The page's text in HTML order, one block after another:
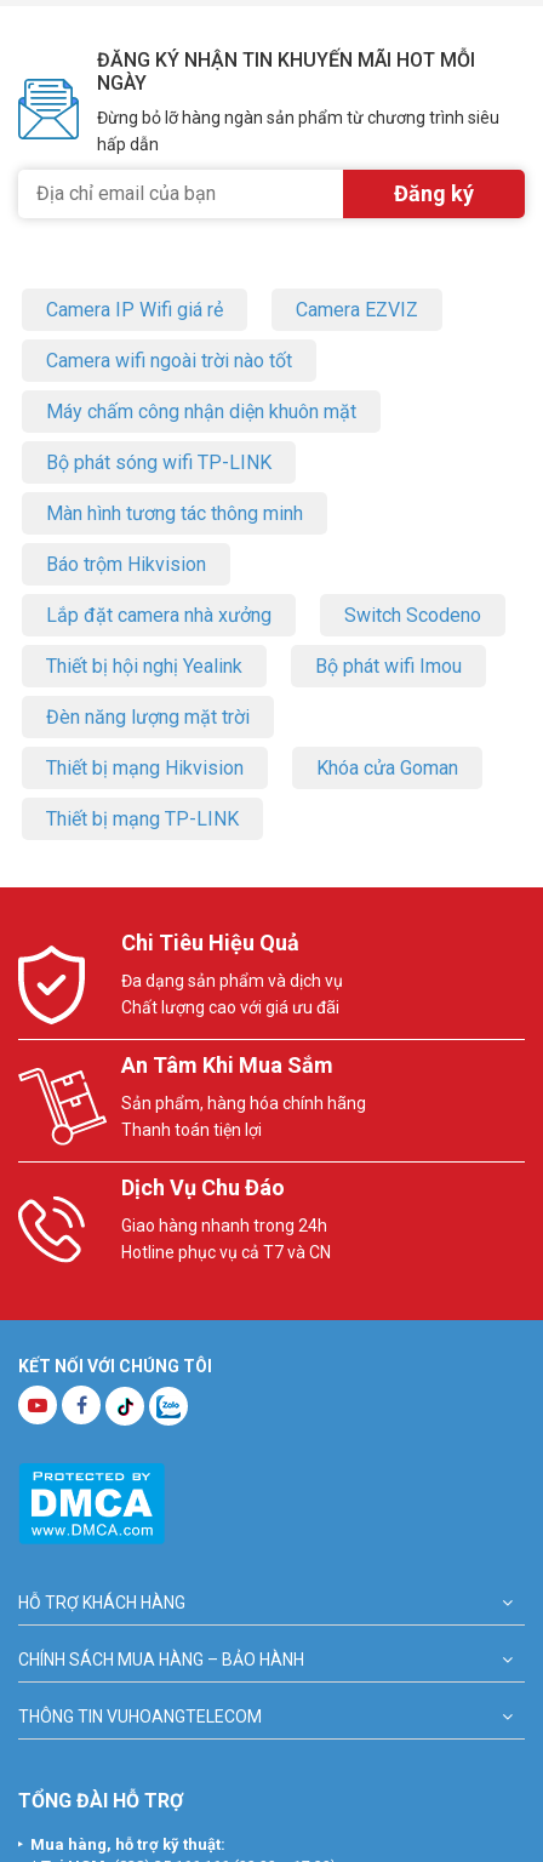
ĐĂNG KÝ NHẬN TIN KHUYẾN MÃI HOT MỖI
NGÀY
Đừng bỏ lỡ hàng ngàn sản phẩm từ chương trình siêu
hấp dẫn
Camera IP Wifi giá rẻ Camera EZVIZ
Camera wifi ngoài trời nào tốt
Máy chấm công nhận diện khuôn mặt
Bộ phát sóng wifi TP-LINK
Màn hình tương tác thông minh
Báo trộm Hikvision
Lắp đặt camera nhà xưởng Switch Scodeno
Thiết bị hội nghị Yealink Bộ phát wifi Imou
Đèn năng lượng mặt trời
Thiết bị mạng Hikvision Khóa cửa Goman
Thiết bị mạng TP-LINK
Chi Tiêu Hiệu Quả
Đa dạng sản phẩm và dịch vụ
Chất lượng cao với giá ưu đãi
An Tâm Khi Mua Sắm
Sản phẩm, hàng hóa chính hãng
Thanh toán tiện lợi
Dịch Vụ Chu Đáo
Giao hàng nhanh trong 24h
Hotline phục vụ cả T7 và CN
KẾT NỐI VỚI CHÚNG TÔI
HỖ TRỢ KHÁCH HÀNG
CHÍNH SÁCH MUA HÀNG – BẢO HÀNH
THÔNG TIN VUHOANGTELECOM
TỔNG ĐÀI HỖ TRỢ
Mua hàng, hỗ trợ kỹ thuật: